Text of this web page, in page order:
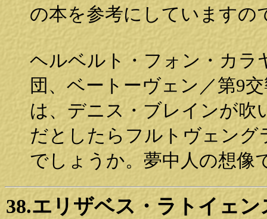
の本を参考にしていますの
ヘルベルト・フォン・カラ
団、ベートーヴェン／第9
は、デニス・ブレインが吹
だとしたらフルトヴェン
でしょうか。夢中人の想像
38.エリザベス・ラトイェ